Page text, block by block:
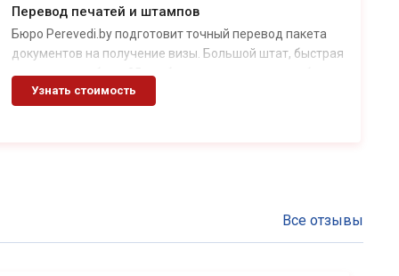
Перевод печатей и штампов
Бюро Perevedi.by подготовит точный перевод пакета
документов на получение визы. Большой штат, быстрая
слаженная работа, 35+ рабочих языков и опыт работы с
различными документами.
Узнать стоимость
Все отзывы